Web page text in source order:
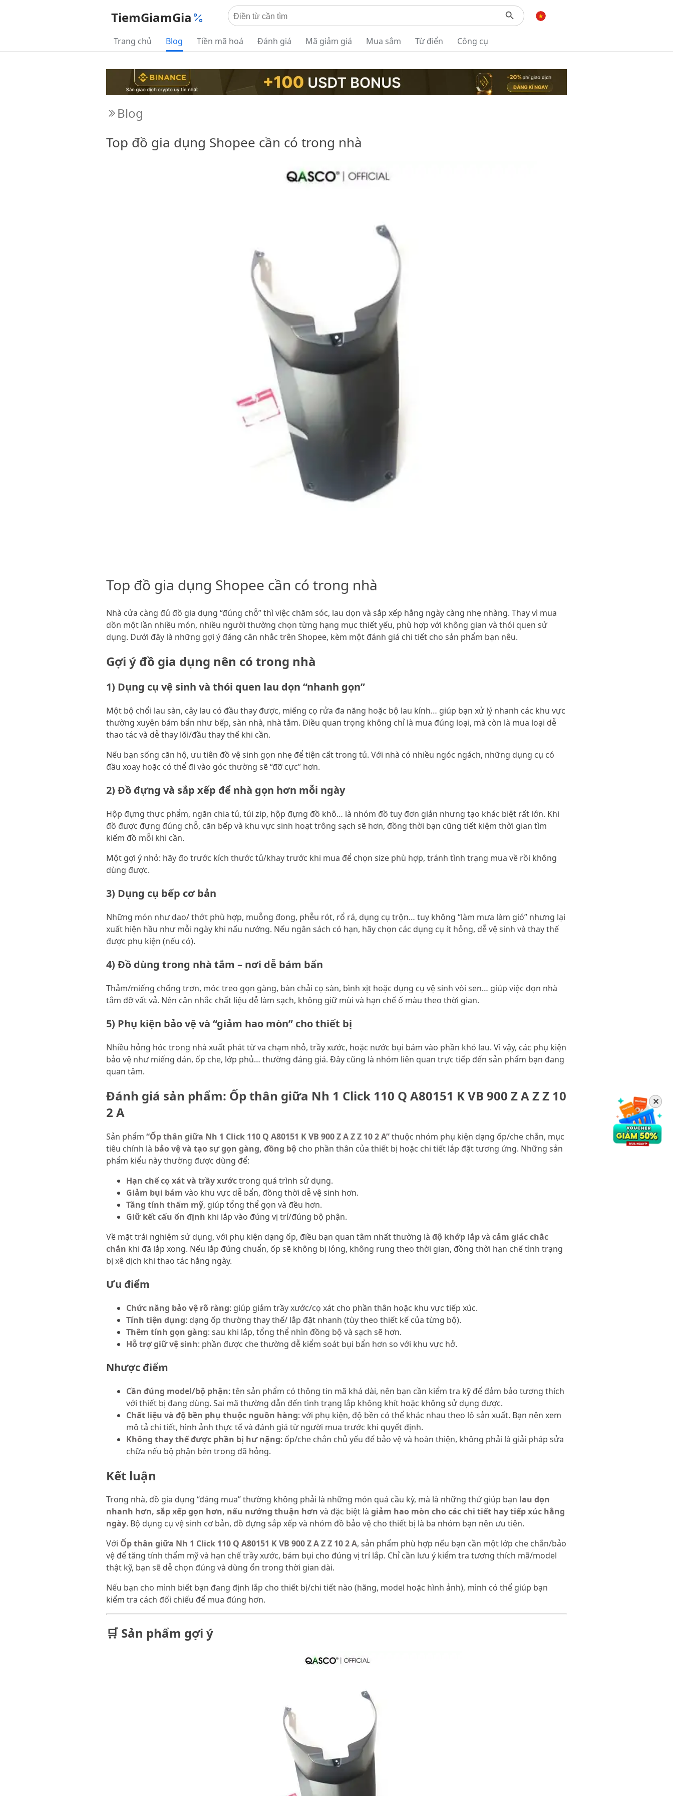
TiemGiamGia
Trang chủ Blog Tiền mã hoá Đánh giá Mã giảm giá Mua sắm Từ điển Công cụ
Blog
Top đồ gia dụng Shopee cần có trong nhà
Top đồ gia dụng Shopee cần có trong nhà
Nhà cửa càng đủ đồ gia dụng “đúng chỗ” thì việc chăm sóc, lau dọn và sắp xếp hằng ngày càng nhẹ nhàng. Thay vì mua
dồn một lần nhiều món, nhiều người thường chọn từng hạng mục thiết yếu, phù hợp với không gian và thói quen sử
dụng. Dưới đây là những gợi ý đáng cân nhắc trên Shopee, kèm một đánh giá chi tiết cho sản phẩm bạn nêu.
Gợi ý đồ gia dụng nên có trong nhà
1) Dụng cụ vệ sinh và thói quen lau dọn “nhanh gọn”
Một bộ chổi lau sàn, cây lau có đầu thay được, miếng cọ rửa đa năng hoặc bộ lau kính… giúp bạn xử lý nhanh các khu vực
thường xuyên bám bẩn như bếp, sàn nhà, nhà tắm. Điều quan trọng không chỉ là mua đúng loại, mà còn là mua loại dễ
thao tác và dễ thay lõi/đầu thay thế khi cần.
Nếu bạn sống căn hộ, ưu tiên đồ vệ sinh gọn nhẹ để tiện cất trong tủ. Với nhà có nhiều ngóc ngách, những dụng cụ có
đầu xoay hoặc có thể đi vào góc thường sẽ “đỡ cực” hơn.
2) Đồ đựng và sắp xếp để nhà gọn hơn mỗi ngày
Hộp đựng thực phẩm, ngăn chia tủ, túi zip, hộp đựng đồ khô… là nhóm đồ tuy đơn giản nhưng tạo khác biệt rất lớn. Khi
đồ được đựng đúng chỗ, căn bếp và khu vực sinh hoạt trông sạch sẽ hơn, đồng thời bạn cũng tiết kiệm thời gian tìm
kiếm đồ mỗi khi cần.
Một gợi ý nhỏ: hãy đo trước kích thước tủ/khay trước khi mua để chọn size phù hợp, tránh tình trạng mua về rồi không
dùng được.
3) Dụng cụ bếp cơ bản
Những món như dao/ thớt phù hợp, muỗng đong, phễu rót, rổ rá, dụng cụ trộn… tuy không “làm mưa làm gió” nhưng lại
xuất hiện hầu như mỗi ngày khi nấu nướng. Nếu ngân sách có hạn, hãy chọn các dụng cụ ít hỏng, dễ vệ sinh và thay thế
được phụ kiện (nếu có).
4) Đồ dùng trong nhà tắm – nơi dễ bám bẩn
Thảm/miếng chống trơn, móc treo gọn gàng, bàn chải cọ sàn, bình xịt hoặc dụng cụ vệ sinh vòi sen… giúp việc dọn nhà
tắm đỡ vất vả. Nên cân nhắc chất liệu dễ làm sạch, không giữ mùi và hạn chế ố màu theo thời gian.
5) Phụ kiện bảo vệ và “giảm hao mòn” cho thiết bị
Nhiều hỏng hóc trong nhà xuất phát từ va chạm nhỏ, trầy xước, hoặc nước bụi bám vào phần khó lau. Vì vậy, các phụ kiện
bảo vệ như miếng dán, ốp che, lớp phủ… thường đáng giá. Đây cũng là nhóm liên quan trực tiếp đến sản phẩm bạn đang
quan tâm.
Đánh giá sản phẩm: Ốp thân giữa Nh 1 Click 110 Q A80151 K VB 900 Z A Z Z 10
2 A
Sản phẩm “Ốp thân giữa Nh 1 Click 110 Q A80151 K VB 900 Z A Z Z 10 2 A”thuộc nhóm phụ kiện dạng ốp/che chắn, mục
tiêu chính là bảo vệ và tạo sự gọn gàng, đồng bộ cho phần thân của thiết bị hoặc chi tiết lắp đặt tương ứng. Những sản
phẩm kiểu này thường được dùng để:
Hạn chế cọ xát và trầy xướctrong quá trình sử dụng.
Giảm bụi bám vào khu vực dễ bẩn, đồng thời dễ vệ sinh hơn.
Tăng tính thẩm mỹ, giúp tổng thể gọn và đều hơn.
Giữ kết cấu ổn định khi lắp vào đúng vị trí/đúng bộ phận.
Về mặt trải nghiệm sử dụng, với phụ kiện dạng ốp, điều bạn quan tâm nhất thường là độ khớp lắpvà cảm giác chắc
chắn khi đã lắp xong. Nếu lắp đúng chuẩn, ốp sẽ không bị lỏng, không rung theo thời gian, đồng thời hạn chế tình trạng
bị xê dịch khi thao tác hằng ngày.
Ưu điểm
Chức năng bảo vệ rõ ràng: giúp giảm trầy xước/cọ xát cho phần thân hoặc khu vực tiếp xúc.
Tính tiện dụng: dạng ốp thường thay thế/ lắp đặt nhanh (tùy theo thiết kế của từng bộ).
Thêm tính gọn gàng: sau khi lắp, tổng thể nhìn đồng bộ và sạch sẽ hơn.
Hỗ trợ giữ vệ sinh: phần được che thường dễ kiểm soát bụi bẩn hơn so với khu vực hở.
Nhược điểm
Cần đúng model/bộ phận: tên sản phẩm có thông tin mã khá dài, nên bạn cần kiểm tra kỹ để đảm bảo tương thích
với thiết bị đang dùng. Sai mã thường dẫn đến tình trạng lắp không khít hoặc không sử dụng được.
Chất liệu và độ bền phụ thuộc nguồn hàng: với phụ kiện, độ bền có thể khác nhau theo lô sản xuất. Bạn nên xem
mô tả chi tiết, hình ảnh thực tế và đánh giá từ người mua trước khi quyết định.
Không thay thế được phần bị hư nặng: ốp/che chắn chủ yếu để bảo vệ và hoàn thiện, không phải là giải pháp sửa
chữa nếu bộ phận bên trong đã hỏng.
Kết luận
Trong nhà, đồ gia dụng “đáng mua” thường không phải là những món quá cầu kỳ, mà là những thứ giúp bạn lau dọn
nhanh hơn, sắp xếp gọn hơn, nấu nướng thuận hơn và đặc biệt là giảm hao mòn cho các chi tiết hay tiếp xúc hằng
ngày. Bộ dụng cụ vệ sinh cơ bản, đồ đựng sắp xếp và nhóm đồ bảo vệ cho thiết bị là ba nhóm bạn nên ưu tiên.
Với Ốp thân giữa Nh 1 Click 110 Q A80151 K VB 900 Z A Z Z 10 2 A, sản phẩm phù hợp nếu bạn cần một lớp che chắn/bảo
vệ để tăng tính thẩm mỹ và hạn chế trầy xước, bám bụi cho đúng vị trí lắp. Chỉ cần lưu ý kiểm tra tương thích mã/model
thật kỹ, bạn sẽ dễ chọn đúng và dùng ổn trong thời gian dài.
Nếu bạn cho mình biết bạn đang định lắp cho thiết bị/chi tiết nào (hãng, model hoặc hình ảnh), mình có thể giúp bạn
kiểm tra cách đối chiếu để mua đúng hơn.
🛒 Sản phẩm gợi ý
✕